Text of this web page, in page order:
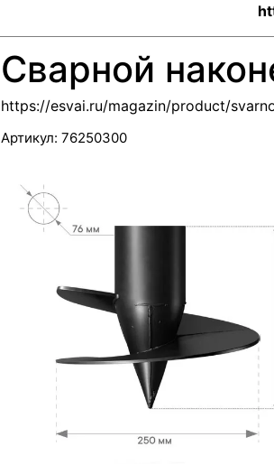
Сварной
https://esvai.ru/magazin/product/
Артикул: 76250300